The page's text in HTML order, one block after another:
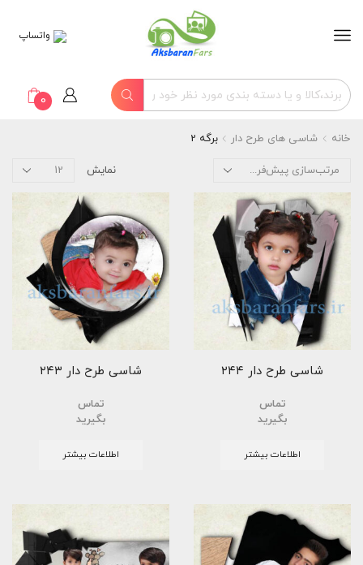
واتساپ
0
خانه شاسی های طرح دار برگه 2
نمایش
شاسی طرح دار ۲۴۳
تماس
بگیرید
اطلاعات بیشتر
شاسی طرح دار ۲۴۴
تماس
بگیرید
اطلاعات بیشتر